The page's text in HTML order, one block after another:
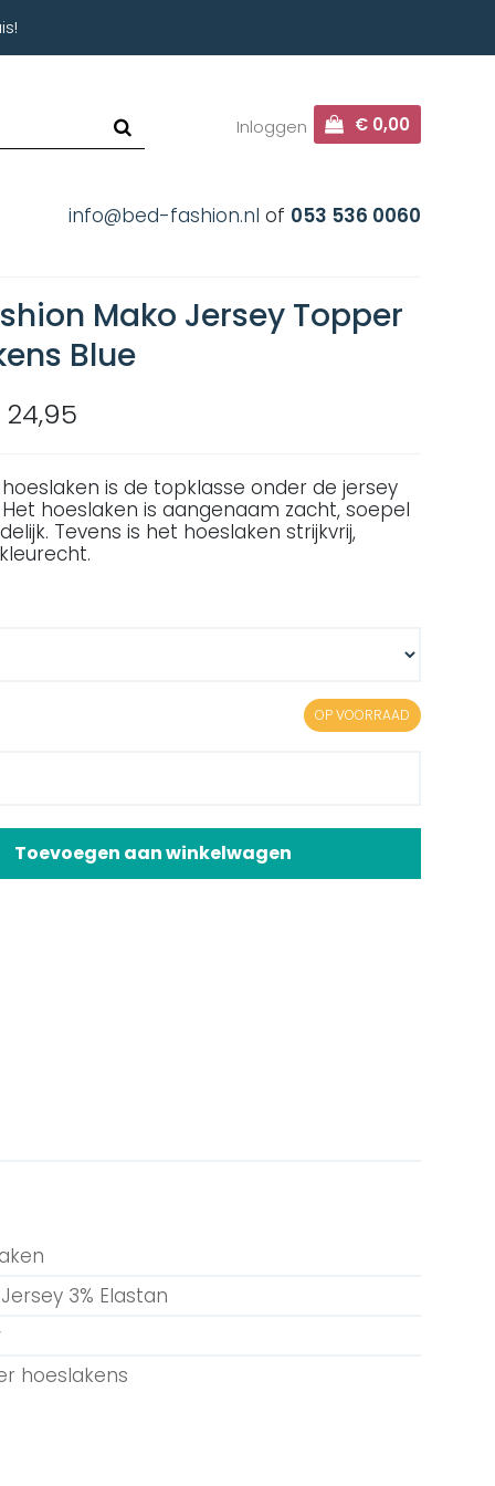
Inloggen € 0,00
info@bed-fashion.nl of 053 536 0060
Mako Jersey Topper
Blue
is de topklasse onder de jersey
hoeslaken is aangenaam zacht, soepel
Tevens is het hoeslaken strijkvrij,
OP VOORRAAD
Toevoegen aan winkelwagen
3% Elastan
hoeslakens